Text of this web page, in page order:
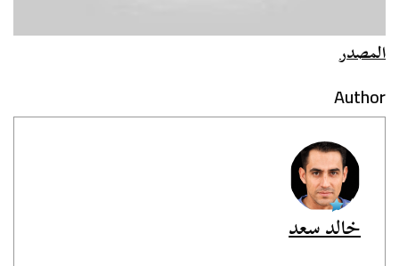
المصدر
Author
خالد سعد